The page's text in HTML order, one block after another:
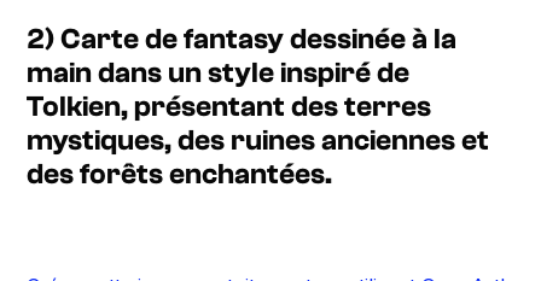
2) Carte de fantasy dessinée à la
main dans un style inspiré de
Tolkien, présentant des terres
mystiques, des ruines anciennes et
des forêts enchantées.